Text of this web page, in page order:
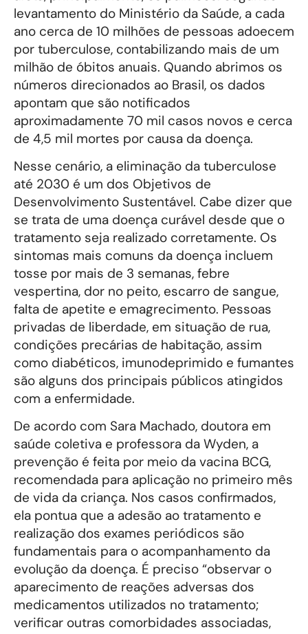
levantamento do Ministério da Saúde, a cada
ano cerca de 10 milhões de pessoas adoecem
por tuberculose, contabilizando mais de um
milhão de óbitos anuais. Quando abrimos os
números direcionados ao Brasil, os dados
apontam que são notificados
aproximadamente 70 mil casos novos e cerca
de 4,5 mil mortes por causa da doença.
Nesse cenário, a eliminação da tuberculose
até 2030 é um dos Objetivos de
Desenvolvimento Sustentável. Cabe dizer que
se trata de uma doença curável desde que o
tratamento seja realizado corretamente. Os
sintomas mais comuns da doença incluem
tosse por mais de 3 semanas, febre
vespertina, dor no peito, escarro de sangue,
falta de apetite e emagrecimento. Pessoas
privadas de liberdade, em situação de rua,
condições precárias de habitação, assim
como diabéticos, imunodeprimido e fumantes
são alguns dos principais públicos atingidos
com a enfermidade.
De acordo com Sara Machado, doutora em
saúde coletiva e professora da Wyden, a
prevenção é feita por meio da vacina BCG,
recomendada para aplicação no primeiro mês
de vida da criança. Nos casos confirmados,
ela pontua que a adesão ao tratamento e
realização dos exames periódicos são
fundamentais para o acompanhamento da
evolução da doença. É preciso “observar o
aparecimento de reações adversas dos
medicamentos utilizados no tratamento;
verificar outras comorbidades associadas,